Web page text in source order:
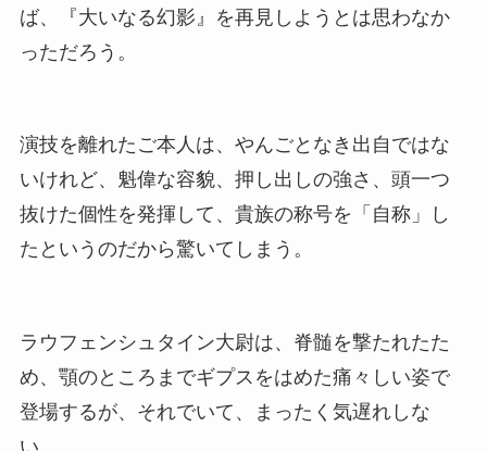
ば、『大いなる幻影』を再見しようとは思わなか
っただろう。
演技を離れたご本人は、やんごとなき出自ではな
いけれど、魁偉な容貌、押し出しの強さ、頭一つ
抜けた個性を発揮して、貴族の称号を「自称」し
たというのだから驚いてしまう。
ラウフェンシュタイン大尉は、脊髄を撃たれたた
め、顎のところまでギプスをはめた痛々しい姿で
登場するが、それでいて、まったく気遅れしな
い。